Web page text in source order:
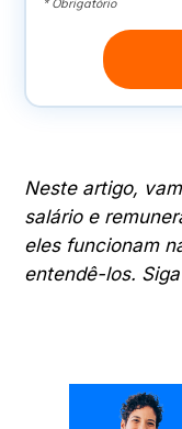
* Obrigatório
Neste artigo,
salário e
eles funcionam
entendê-los.